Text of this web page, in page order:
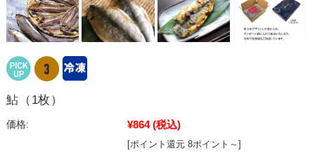
鮎（1枚）
価格: ¥864 (税込)
[ポイント還元 8ポイント～]